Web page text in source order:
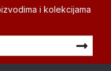
i kolekcijama